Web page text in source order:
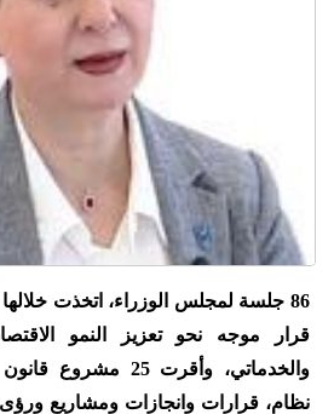
قرار موجه نحو تعزيز النمو
نظام، قرارات وانجازات ومشاريع